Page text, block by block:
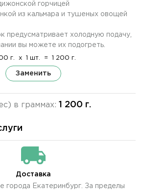
горчицей
из кальмара и тушеных овощей
предусматривает холодную подачу,
вы можете их подогреть.
г. x 1 шт. = 1 200 г.
Заменить
в граммах: 1 200 г.
Доставка
города Екатеринбург. За пределы